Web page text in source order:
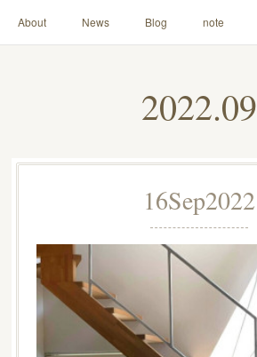
About News Blog note
2022.09
16Sep2022